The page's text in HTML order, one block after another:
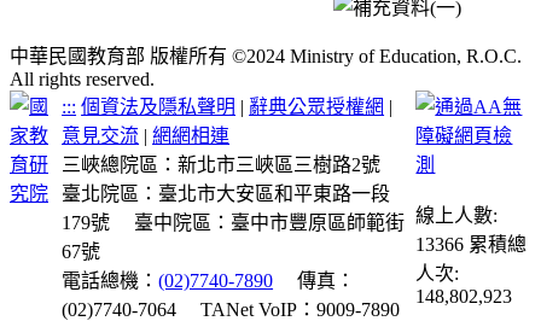
中華民國教育部 版權所有 ©2024 Ministry of Education, R.O.C.
All rights reserved.
::: 個資法及隱私聲明 | 辭典公眾授權網 |
意見交流 |網網相連
三峽總院區：新北市三峽區三樹路2號
臺北院區：臺北市大安區和平東路一段
179號
臺中院區：臺中市豐原區師範街
67號
電話總機：(02)7740-7890
傳真：
(02)7740-7064
TANet VoIP：9009-7890
線上人數:
13366 累積總
人次:
148,802,923